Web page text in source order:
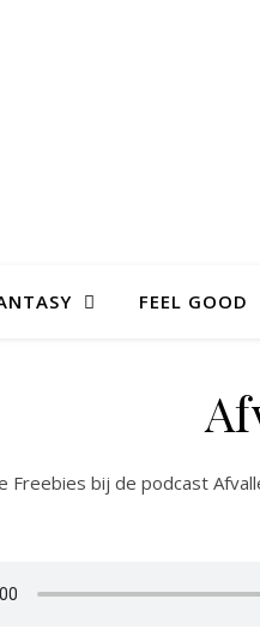
FEEL GOOD
Freebies bij de podcast